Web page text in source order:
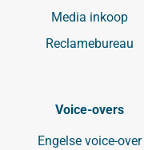
Media inkoop
Reclamebureau
Voice-overs
Engelse voice-over